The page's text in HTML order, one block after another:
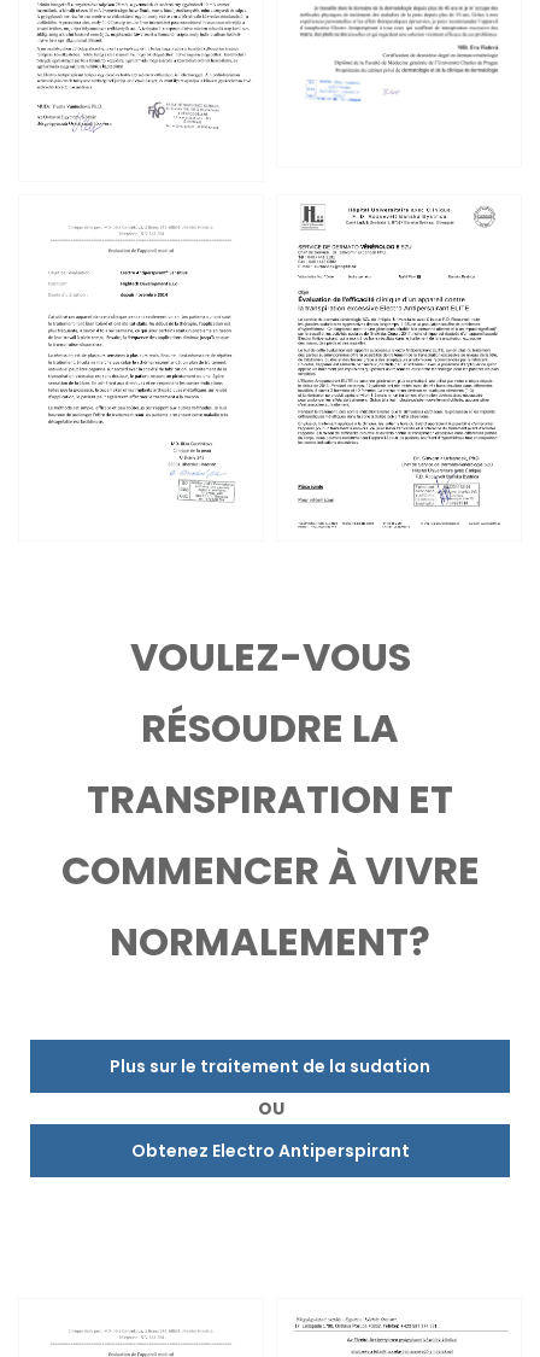
VOULEZ-VOUS
RÉSOUDRE LA
TRANSPIRATION ET
COMMENCER À VIVRE
NORMALEMENT?
Plus sur le traitement de la sudation
OU
Obtenez Electro Antiperspirant